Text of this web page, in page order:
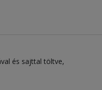
és sajttal töltve,